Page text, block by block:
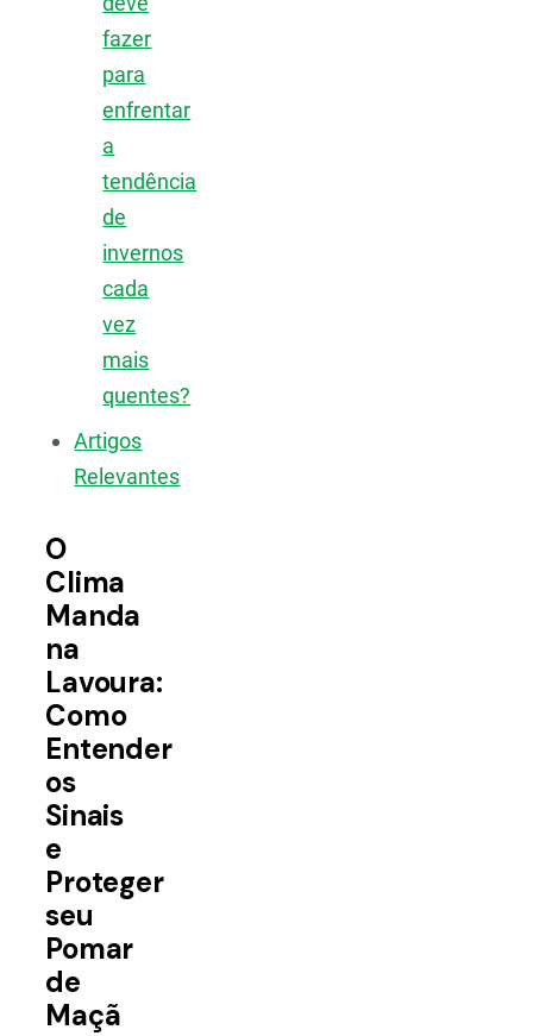
fazer
para
enfrentar
a
tendência
de
invernos
cada
vez
mais
quentes?
Artigos
Relevantes
O
Clima
Manda
na
Lavoura:
Como
Entender
os
Sinais
e
Proteger
seu
Pomar
de
Maçã